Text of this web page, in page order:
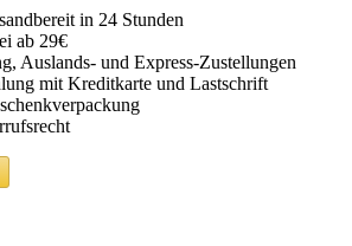
in 24 Stunden
ab 29€
Auslands- und Express-Zustellungen
mit Kreditkarte und Lastschrift